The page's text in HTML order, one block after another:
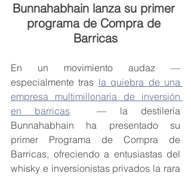
Bunnahabhain lanza su primer
programa de Compra de
Barricas
En un movimiento audaz —
especialmente tras la quiebra de una
empresa multimillonaria de inversión
en barricas
  — la destilería
Bunnahabhain ha presentado su
primer Programa de Compra de
Barricas, ofreciendo a entusiastas del
whisky e inversionistas privados la rara